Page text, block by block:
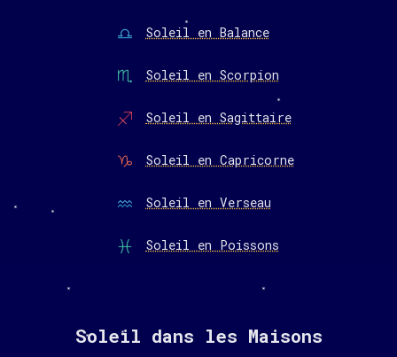
Soleil en Balance
Soleil en Scorpion
Soleil en Sagittaire
Soleil en Capricorne
Soleil en Verseau
Soleil en Poissons
Soleil dans les Maisons